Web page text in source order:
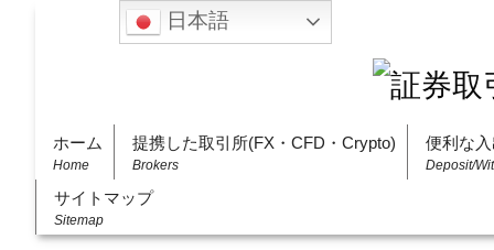
ホーム
Home
提携した取引所(FX・CFD・Crypto)
Brokers
便利な
Deposit/
サイトマップ
Sitemap
日本語